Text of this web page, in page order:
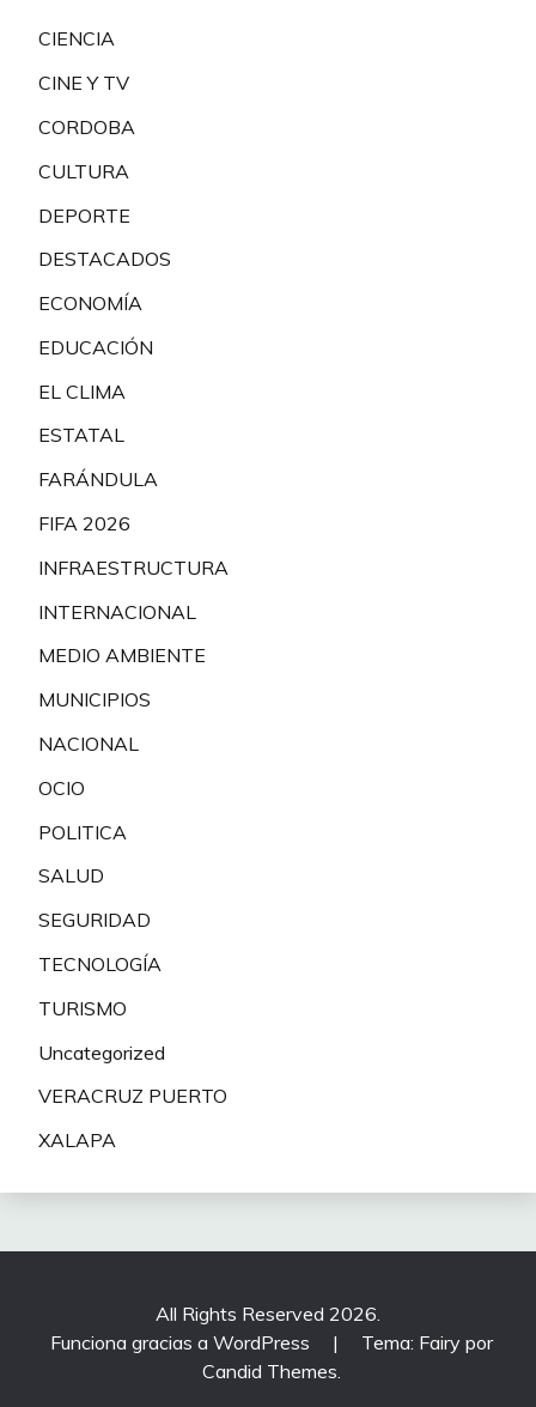
CIENCIA
CINE Y TV
CORDOBA
CULTURA
DEPORTE
DESTACADOS
ECONOMÍA
EDUCACIÓN
EL CLIMA
ESTATAL
FARÁNDULA
FIFA 2026
INFRAESTRUCTURA
INTERNACIONAL
MEDIO AMBIENTE
MUNICIPIOS
NACIONAL
OCIO
POLITICA
SALUD
SEGURIDAD
TECNOLOGÍA
TURISMO
Uncategorized
VERACRUZ PUERTO
XALAPA
All Rights Reserved 2026.
Funciona gracias a WordPress
|
Tema: Fairy por
Candid Themes.